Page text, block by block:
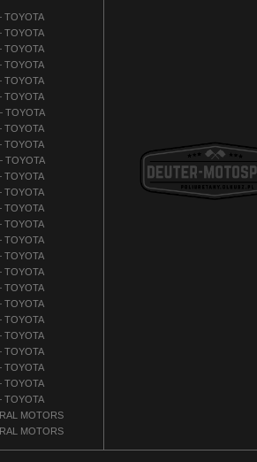
TOYOTA
TOYOTA
TOYOTA
TOYOTA
TOYOTA
TOYOTA
TOYOTA
TOYOTA
TOYOTA
TOYOTA
TOYOTA
TOYOTA
TOYOTA
TOYOTA
TOYOTA
TOYOTA
TOYOTA
TOYOTA
TOYOTA
TOYOTA
TOYOTA
TOYOTA
TOYOTA
TOYOTA
TOYOTA
MOTORS
MOTORS